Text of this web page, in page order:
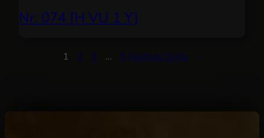
Nr. 074 [H VU 1 Y]
1 2 3 … 5 Nächste Seite →